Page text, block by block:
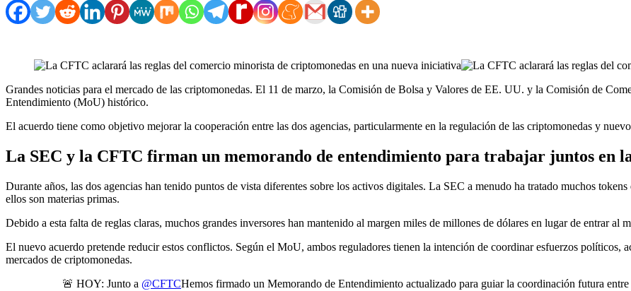
Grandes noticias para el mercado de las criptomonedas. El 11 de marzo, la Comisión de Bolsa y Valores de EE. UU. y la Comisión de
Entendimiento (MoU) histórico.
El acuerdo tiene como objetivo mejorar la cooperación entre las dos agencias, particularmente en la regulación de las criptomonedas y
La SEC y la CFTC firman un memorando de entendimiento para trabajar juntos en
Durante años, las dos agencias han tenido puntos de vista diferentes sobre los activos digitales. La SEC a menudo ha tratado muchos
ellos son materias primas.
Debido a esta falta de reglas claras, muchos grandes inversores han mantenido al margen miles de millones de dólares en lugar de entrar al
El nuevo acuerdo pretende reducir estos conflictos. Según el MoU, ambos reguladores tienen la intención de coordinar esfuerzos políticos,
mercados de criptomonedas.
🚨 HOY: Junto a @CFTCHemos firmado un Memorando de Entendimiento actualizado para guiar la coordinación futura entre